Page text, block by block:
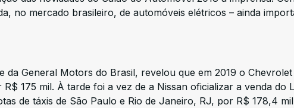
no mercado brasileiro, de automóveis elétricos – ainda
da General Motors do Brasil, revelou que em 2019 o
175 mil. À tarde foi a vez de a Nissan oficializar a venda do
de táxis de São Paulo e Rio de Janeiro, RJ, por R$ 178,4